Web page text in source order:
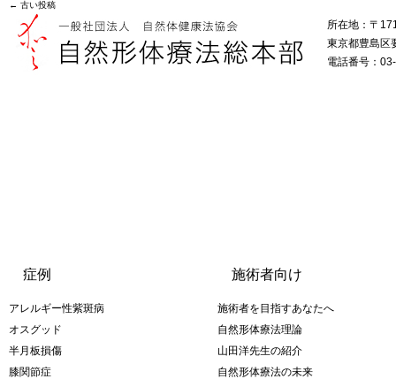
← 古い投稿
所在地：〒
東京都豊島区
電話番号：
症例
アレルギー性紫斑病
オスグッド
半月板損傷
膝関節症
施術者向け
施術者を目指すあなたへ
自然形体療法理論
山田洋先生の紹介
自然形体療法の未来